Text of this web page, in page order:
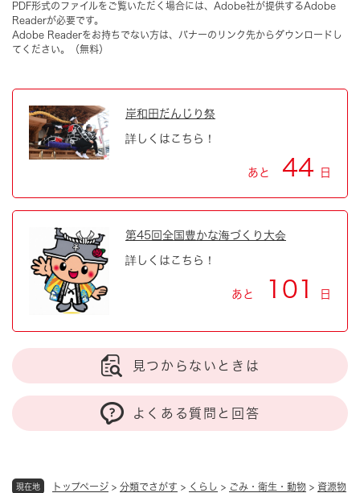
現在地 トップページ > 分類でさがす > くらし > ごみ・衛生・動物 > 資源物
PDF形式のファイルをご覧いただく場合には、Adobe社が提供するAdobe
Readerが必要です。
Adobe Readerをお持ちでない方は、バナーのリンク先からダウンロードし
てください。（無料）
岸和田だんじり祭
詳しくはこちら！
あと 44 日
第45回全国豊かな海づくり大会
詳しくはこちら！
あと 101 日
見つからないときは
よくある質問と回答